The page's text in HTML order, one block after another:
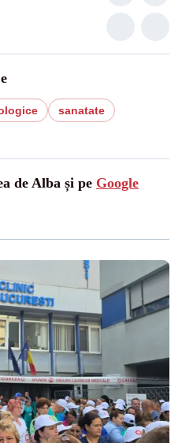
sanatate
de Alba și pe Google